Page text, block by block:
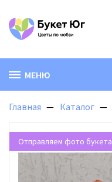
МЕНЮ
Главная Каталог
Отправляем фото букета